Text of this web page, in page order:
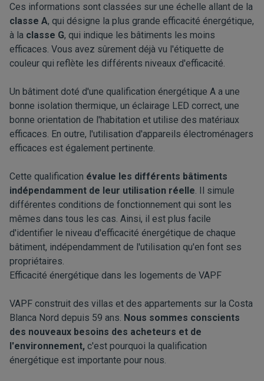
Ces informations sont classées sur une échelle allant de la
classe A, qui désigne la plus grande efficacité énergétique,
à la classe G, qui indique les bâtiments les moins
efficaces. Vous avez sûrement déjà vu l'étiquette de
couleur qui reflète les différents niveaux d'efficacité.
Un bâtiment doté d'une qualification énergétique A a une
bonne isolation thermique, un éclairage LED correct, une
bonne orientation de l'habitation et utilise des matériaux
efficaces. En outre, l'utilisation d'appareils électroménagers
efficaces est également pertinente.
Cette qualification évalue les différents bâtiments
indépendamment de leur utilisation réelle. Il simule
différentes conditions de fonctionnement qui sont les
mêmes dans tous les cas. Ainsi, il est plus facile
d'identifier le niveau d'efficacité énergétique de chaque
bâtiment, indépendamment de l'utilisation qu'en font ses
propriétaires.
Efficacité énergétique dans les logements de VAPF
VAPF construit des villas et des appartements sur la Costa
Blanca Nord depuis 59 ans. Nous sommes conscients
des nouveaux besoins des acheteurs et de
l'environnement, c'est pourquoi la qualification
énergétique est importante pour nous.